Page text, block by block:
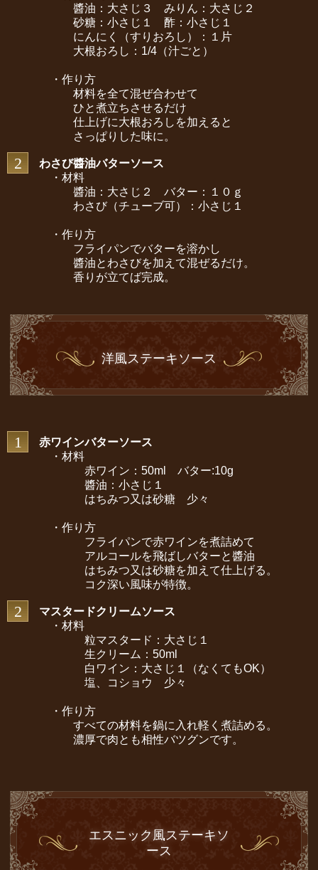
醬油：大さじ３ みりん：大さじ２
砂糖：小さじ１ 酢：小さじ１
にんにく（すりおろし）：１片
大根おろし：1/4（汁ごと）
・作り方
材料を全て混ぜ合わせて
ひと煮立ちさせるだけ
仕上げに大根おろしを加えると
さっぱりした味に。
2
わさび醬油バターソース
・材料
醬油：大さじ２ バター：１０ｇ
わさび（チューブ可）：小さじ１
・作り方
フライパンでバターを溶かし
醬油とわさびを加えて混ぜるだけ。
香りが立てば完成。
洋風ステーキソース
1
赤ワインバターソース
・材料
赤ワイン：50ml バター:10g
醬油：小さじ１
はちみつ又は砂糖 少々
・作り方
フライパンで赤ワインを煮詰めて
アルコールを飛ばしバターと醬油
はちみつ又は砂糖を加えて仕上げる。
コク深い風味が特徴。
2
マスタードクリームソース
・材料
粒マスタード：大さじ１
生クリーム：50ml
白ワイン：大さじ１（なくてもOK）
塩、コショウ 少々
・作り方
すべての材料を鍋に入れ軽く煮詰める。
濃厚で肉とも相性バツグンです。
エスニック風ステーキソ
ース